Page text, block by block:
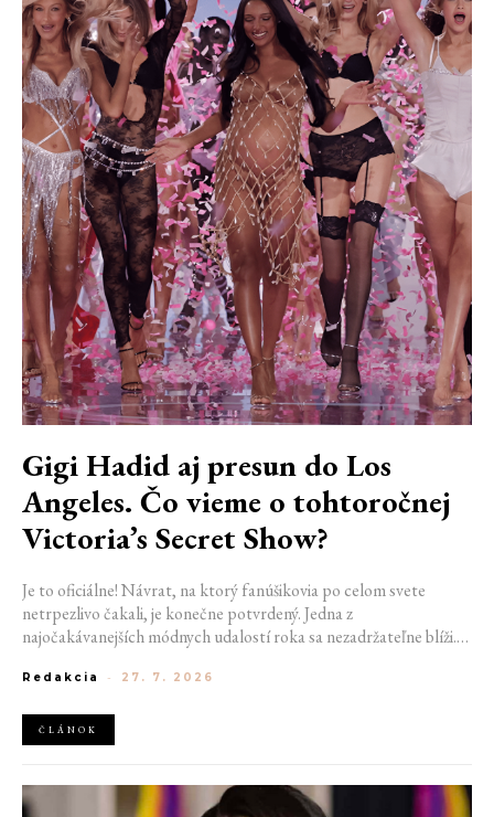
Gigi Hadid aj presun do Los
Angeles. Čo vieme o tohtoročnej
Victoria’s Secret Show?
Je to oficiálne! Návrat, na ktorý fanúšikovia po celom svete
netrpezlivo čakali, je konečne potvrdený. Jedna z
najočakávanejších módnych udalostí roka sa nezadržateľne blíži.
veľké novinky. Organizátori už prezradili miesto konania
prejde po ikonickom móle.
Redakcia - 27. 7. 2026
ČLÁNOK